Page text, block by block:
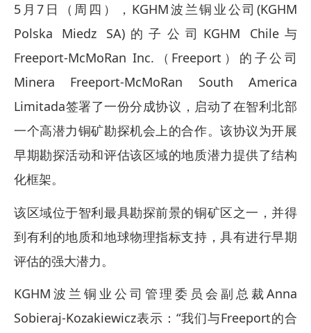
5月7日（周四），KGHM波兰铜业公司(KGHM
Polska Miedz SA)的子公司KGHM Chile与
Freeport-McMoRan Inc.（Freeport）的子公司
Minera Freeport-McMoRan South America
Limitada签署了一份分成协议，启动了在智利北部
一个高潜力铜矿勘探机会上的合作。该协议为开展
早期勘探活动和评估该区域的地质潜力提供了结构
化框架。
该区域位于智利最具勘探前景的铜矿区之一，并得
到有利的地质和地球物理指标支持，具有进行早期
评估的强大潜力。
KGHM波兰铜业公司管理委员会副总裁Anna
Sobieraj-Kozakiewicz表示：“我们与Freeport的合